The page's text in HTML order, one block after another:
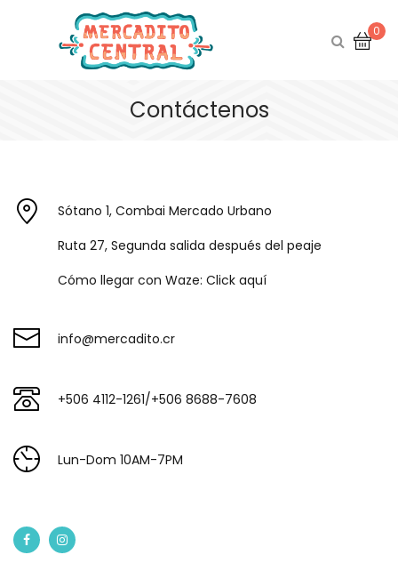
0
Contáctenos
Sótano 1, Combai Mercado Urbano
Ruta 27, Segunda salida después del peaje
Cómo llegar con Waze: Click aquí
info@mercadito.cr
+506 4112-1261/+506 8688-7608
Lun-Dom 10AM-7PM